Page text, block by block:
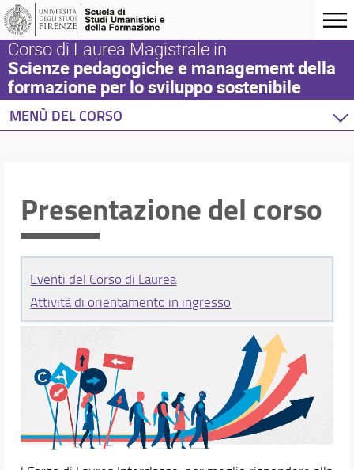
Corso di Laurea Magistrale in
Scienze pedagogiche e management della
formazione per lo sviluppo sostenibile
MENÙ DEL CORSO
Presentazione del corso
Obiettivi formativi
Profili professionali e sbocchi occupazionali
Norme e regolamenti
Requisiti di accesso al Corso di Studio
Sedi e strutture
Organizzazione
Comitato di indirizzo
Assicurazione della qualità
Segnalazioni e Reclami
Area riservata documenti
Didattica
Presentazione del corso
Eventi del Corso di Laurea
Attività di orientamento in ingresso